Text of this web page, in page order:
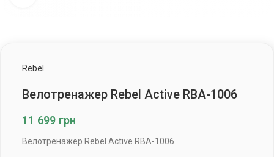
Rebel
Велотренажер Rebel Active RBA-1006
11 699 грн
Велотренажер Rebel Active RBA-1006